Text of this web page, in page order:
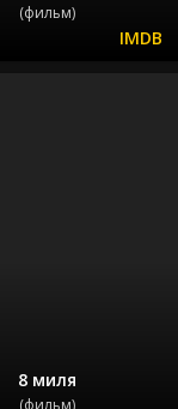
(фильм)
8 миля
(фильм)